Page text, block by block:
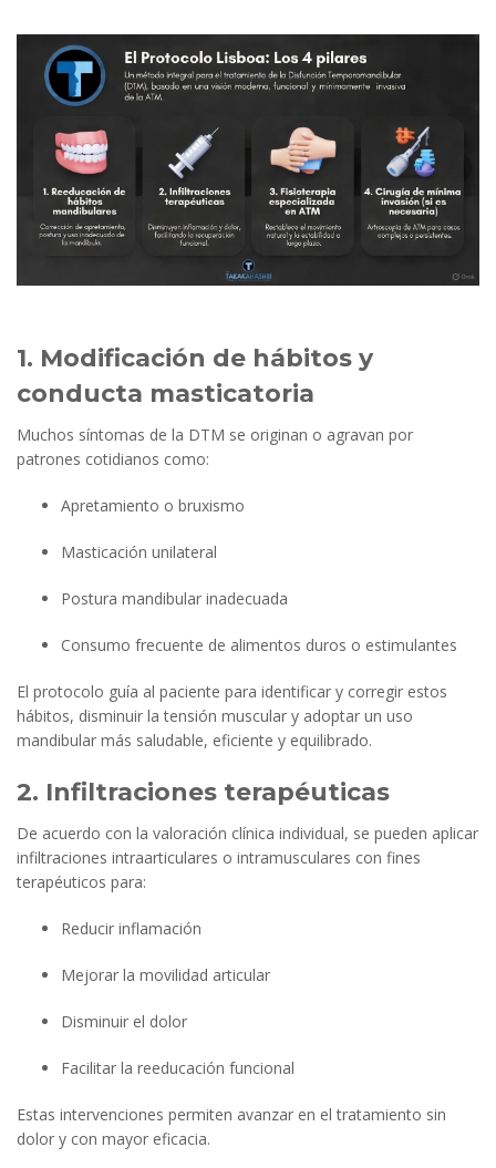
1. Modificación de hábitos y
conducta masticatoria
Muchos síntomas de la DTM se originan o agravan por
patrones cotidianos como:
Apretamiento o bruxismo
Masticación unilateral
Postura mandibular inadecuada
Consumo frecuente de alimentos duros o estimulantes
El protocolo guía al paciente para identificar y corregir estos
hábitos, disminuir la tensión muscular y adoptar un uso
mandibular más saludable, eficiente y equilibrado.
2. Infiltraciones terapéuticas
De acuerdo con la valoración clínica individual, se pueden aplicar
infiltraciones intraarticulares o intramusculares con fines
terapéuticos para:
Reducir inflamación
Mejorar la movilidad articular
Disminuir el dolor
Facilitar la reeducación funcional
Estas intervenciones permiten avanzar en el tratamiento sin
dolor y con mayor eficacia.